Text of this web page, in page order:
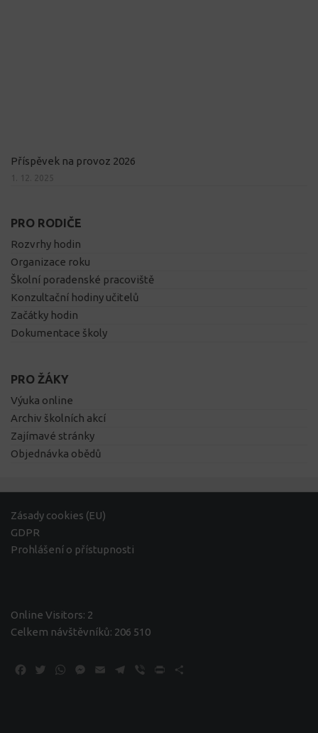
Příspěvek na provoz 2026
1. 12. 2025
PRO RODIČE
Rozvrhy hodin
Organizace roku
Školní poradenské pracoviště
Konzultační hodiny učitelů
Začátky hodin
Dokumentace školy
PRO ŽÁKY
Výuka online
Archiv školních akcí
Zajímavé stránky
Objednávka obědů
Zásady cookies (EU)
GDPR
Prohlášení o přístupnosti
Online Visitors: 2
Celkem návštěvníků: 206 510
Facebook
TwitterWhatsApp
Messenger
Email Telegram
Viber Print